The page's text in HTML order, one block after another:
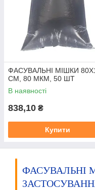
ФАСУВАЛЬНІ МІШКИ
СМ, 80 МКМ, 50 ШТ
В наявності
838,10 ₴
Купити
ФАСУВАЛЬНІ